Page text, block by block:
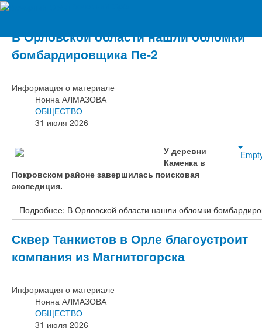
В Орловской области нашли обломки
бомбардировщика Пе‑2
Информация о материале
Нонна АЛМАЗОВА
ОБЩЕСТВО
31 июля 2026
У деревни
Каменка в
Покровском районе завершилась поисковая
экспедиция.
Подробнее: В Орловской области нашли обломки
Сквер Танкистов в Орле благоустроит
компания из Магнитогорска
Информация о материале
Нонна АЛМАЗОВА
ОБЩЕСТВО
31 июля 2026